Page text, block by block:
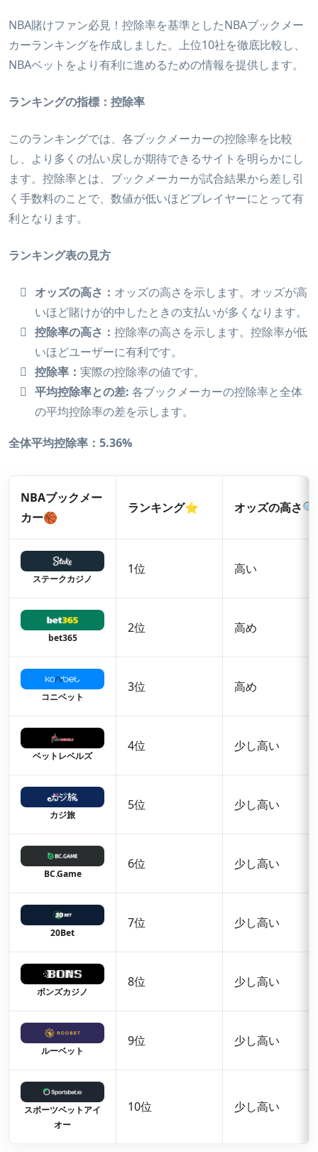
WINNERオッズ（試合やリーグに勝つチームを予想するマ
ーケット）だけを対象とするスポーツくじとは異なり、ブ
ックメーカーのバスケ賭けでは細かい点数の予想から特定
象です。
ブックメーカーのバスケットボールオッズ比較
ブックメーカーで賭けれるバスケの種類
スマホ向けのバスケ賭けアプリ【2026年8月】
バスケに賭けれるブックメーカーリスト
NBA賭けファン必見！控除率を基準としたNBAブックメー
カーランキングを作成しました。上位10社を徹底比較し、
NBAベットをより有利に進めるための情報を提供します。
ランキングの指標：控除率
このランキングでは、各ブックメーカーの控除率を比較
し、より多くの払い戻しが期待できるサイトを明らかにし
ます。控除率とは、ブックメーカーが試合結果から差し引
く手数料のことで、数値が低いほどプレイヤーにとって有
利となります。
ランキング表の見方
オッズの高さ： オッズの高さを示します。オッズが高
いほど賭けが的中したときの支払いが多くなります。
控除率の高さ： 控除率の高さを示します。控除率が低
いほどユーザーに有利です。
控除率： 実際の控除率の値です。
平均控除率との差: 各ブックメーカーの控除率と全体
の平均控除率の差を示します。
全体平均控除率：5.36%
NBAブックメー
カー🏀
ランキング⭐ オッズの高さ🔍
ステークカジノ
1位 高い
bet365
2位 高め
コニベット
3位 高め
ベットレベルズ
4位 少し高い
カジ旅
5位 少し高い
BC.Game
6位 少し高い
20Bet
7位 少し高い
ボンズカジノ
8位 少し高い
ルーベット
9位 少し高い
スポーツベットアイ
オー
10位 少し高い